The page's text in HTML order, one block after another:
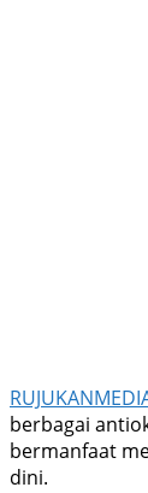
berbagai
bermanfaat
dini.